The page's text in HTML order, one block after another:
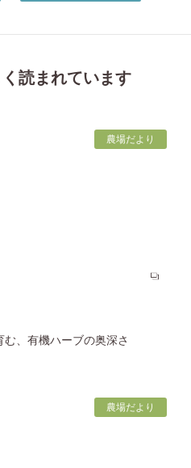
読まれています
農場だより
む、有機ハーブの奥深さ
農場だより